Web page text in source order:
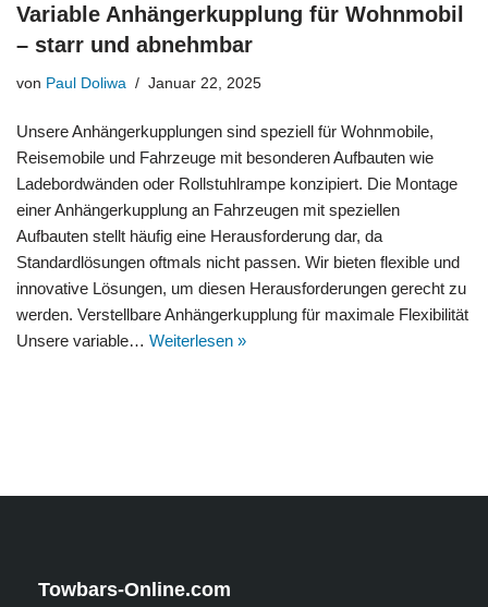
Variable Anhängerkupplung für Wohnmobil
– starr und abnehmbar
von Paul Doliwa Januar 22, 2025
Unsere Anhängerkupplungen sind speziell für Wohnmobile,
Reisemobile und Fahrzeuge mit besonderen Aufbauten wie
Ladebordwänden oder Rollstuhlrampe konzipiert. Die Montage
einer Anhängerkupplung an Fahrzeugen mit speziellen
Aufbauten stellt häufig eine Herausforderung dar, da
Standardlösungen oftmals nicht passen. Wir bieten flexible und
innovative Lösungen, um diesen Herausforderungen gerecht zu
werden. Verstellbare Anhängerkupplung für maximale Flexibilität
Unsere variable… Weiterlesen »
Towbars-Online.com